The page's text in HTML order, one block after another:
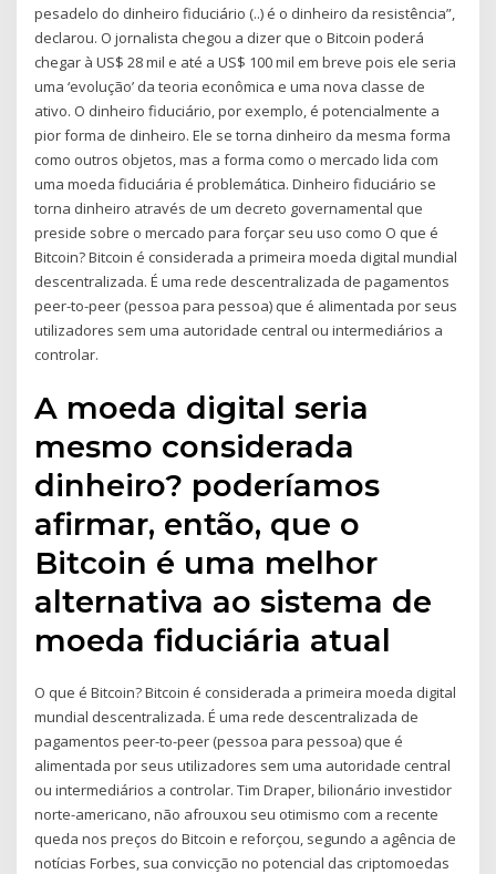
pesadelo do dinheiro fiduciário (..) é o dinheiro da resistência”,
declarou. O jornalista chegou a dizer que o Bitcoin poderá
chegar à US$ 28 mil e até a US$ 100 mil em breve pois ele seria
uma ‘evolução’ da teoria econômica e uma nova classe de
ativo. O dinheiro fiduciário, por exemplo, é potencialmente a
pior forma de dinheiro. Ele se torna dinheiro da mesma forma
como outros objetos, mas a forma como o mercado lida com
uma moeda fiduciária é problemática. Dinheiro fiduciário se
torna dinheiro através de um decreto governamental que
preside sobre o mercado para forçar seu uso como O que é
Bitcoin? Bitcoin é considerada a primeira moeda digital mundial
descentralizada. É uma rede descentralizada de pagamentos
peer-to-peer (pessoa para pessoa) que é alimentada por seus
utilizadores sem uma autoridade central ou intermediários a
controlar.
A moeda digital seria
mesmo considerada
dinheiro? poderíamos
afirmar, então, que o
Bitcoin é uma melhor
alternativa ao sistema de
moeda fiduciária atual
O que é Bitcoin? Bitcoin é considerada a primeira moeda digital
mundial descentralizada. É uma rede descentralizada de
pagamentos peer-to-peer (pessoa para pessoa) que é
alimentada por seus utilizadores sem uma autoridade central
ou intermediários a controlar. Tim Draper, bilionário investidor
norte-americano, não afrouxou seu otimismo com a recente
queda nos preços do Bitcoin e reforçou, segundo a agência de
notícias Forbes, sua convicção no potencial das criptomoedas